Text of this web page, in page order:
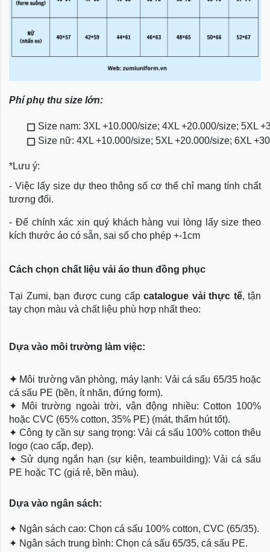
Phí phụ thu size lớn:
Size nam: 3XL +10.000/size; 4XL +20.000/size; 5XL
Size nữ: 4XL +10.000/size; 5XL +20.000/size; 6XL
*Lưu ý:
- Việc lấy size dự theo thông số cơ thể chỉ mang tính chất
tương đối.
- Để chính xác xin quý khách hàng vui lòng lấy size theo
kích thước áo có sẵn, sai số cho phép +-1cm
Cách chọn chất liệu vải áo thun đồng phục
Tại Zumi, bạn được cung cấp catalogue vải thực tế, tận
tay chọn màu và chất liệu phù hợp nhất theo:
Dựa vào môi trường làm việc:
✦ Môi trường văn phòng, máy lạnh: Vải cá sấu 65/35 hoặc
cá sấu PE (bền, ít nhăn, đứng form).
✦
Môi trường ngoài trời, vận động nhiều: Cotton 100%
hoặc CVC (65% cotton, 35% PE) (mát, thấm hút tốt).
✦Công ty cần sự sang trọng: Vải cá sấu 100% cotton thêu
logo (cao cấp, đẹp).
✦ Sử dụng ngắn hạn (sự kiện, teambuilding): Vải cá sấu
PE hoặc TC (giá rẻ, bền màu).
Dựa vào ngân sách:
✦ Ngân sách cao: Chọn cá sấu 100% cotton, CVC (65/35).
✦ Ngân sách trung bình: Chọn cá sấu 65/35, cá sấu PE.